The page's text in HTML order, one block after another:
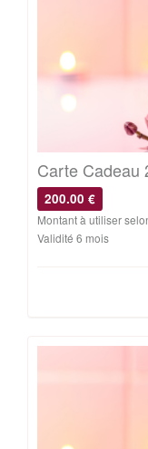
Carte Cadeau
200.00 €
Montant à utiliser
Validité 6 mois